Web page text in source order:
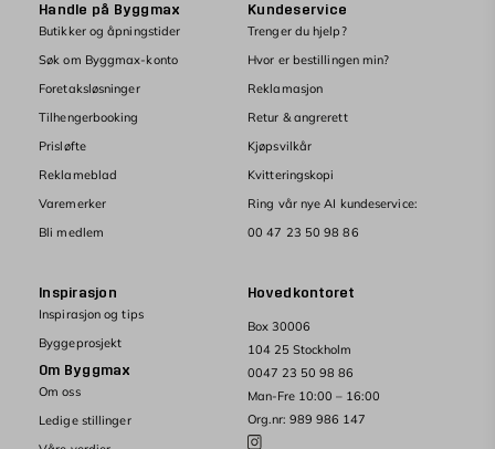
Hovedkontoret
Box 30006
104 25 Stockholm
0047 23 50 98 86
Man-Fre 10:00 – 16:00
Org.nr: 989 986 147
Handle på Byggmax
Butikker og åpningstider
Søk om Byggmax-konto
Foretaksløsninger
Tilhengerbooking
Prisløfte
Reklameblad
Varemerker
Bli medlem
Kundeservice
Trenger du hjelp?
Hvor er bestillingen min?
Reklamasjon
Retur & angrerett
Kjøpsvilkår
Kvitteringskopi
Ring vår nye AI kundeservice:
00 47 23 50 98 86
Inspirasjon
Inspirasjon og tips
Byggeprosjekt
Om Byggmax
Om oss
Ledige stillinger